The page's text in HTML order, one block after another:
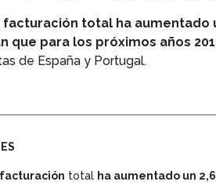
facturación total ha aumentado
que para los próximos años
de España y Portugal.
total ha aumentado un